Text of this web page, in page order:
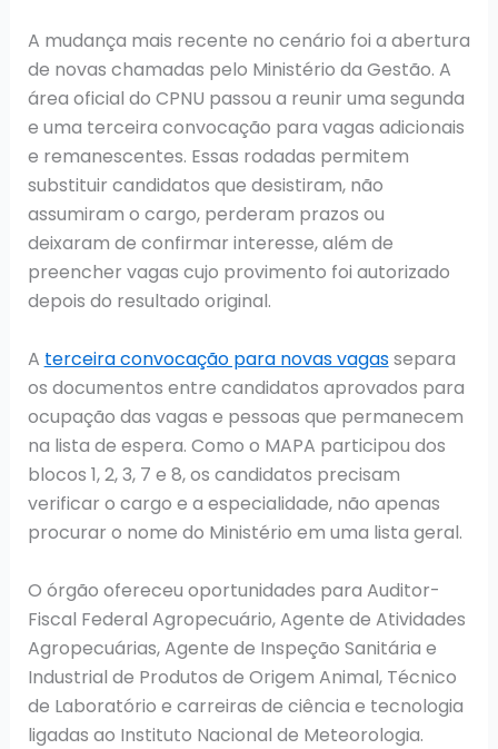
A mudança mais recente no cenário foi a abertura
de novas chamadas pelo Ministério da Gestão. A
área oficial do CPNU passou a reunir uma segunda
e uma terceira convocação para vagas adicionais
e remanescentes. Essas rodadas permitem
substituir candidatos que desistiram, não
assumiram o cargo, perderam prazos ou
deixaram de confirmar interesse, além de
preencher vagas cujo provimento foi autorizado
depois do resultado original.
A terceira convocação para novas vagassepara
os documentos entre candidatos aprovados para
ocupação das vagas e pessoas que permanecem
na lista de espera. Como o MAPA participou dos
blocos 1, 2, 3, 7 e 8, os candidatos precisam
verificar o cargo e a especialidade, não apenas
procurar o nome do Ministério em uma lista geral.
O órgão ofereceu oportunidades para Auditor-
Fiscal Federal Agropecuário, Agente de Atividades
Agropecuárias, Agente de Inspeção Sanitária e
Industrial de Produtos de Origem Animal, Técnico
de Laboratório e carreiras de ciência e tecnologia
ligadas ao Instituto Nacional de Meteorologia.